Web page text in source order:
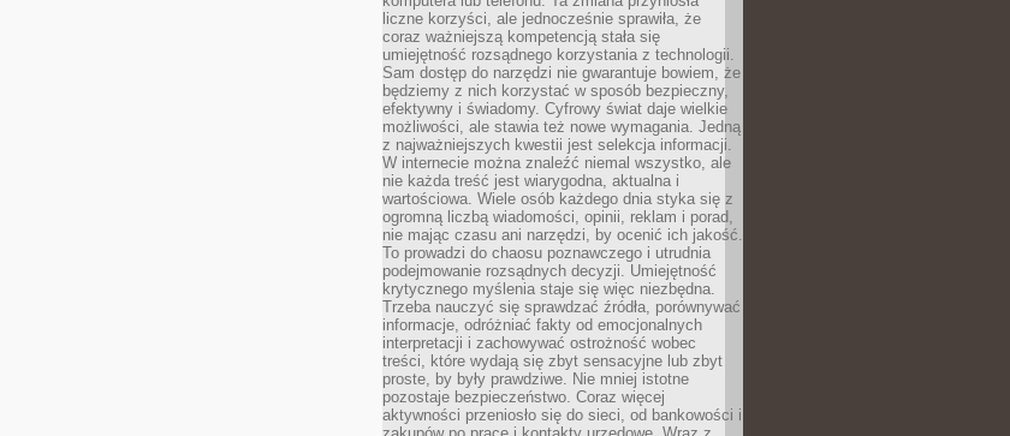
liczne korzyści, ale jednocześnie sprawiła, że
coraz ważniejszą kompetencją stała się
umiejętność rozsądnego korzystania z technologii.
Sam dostęp do narzędzi nie gwarantuje bowiem, że
będziemy z nich korzystać w sposób bezpieczny,
efektywny i świadomy. Cyfrowy świat daje wielkie
możliwości, ale stawia też nowe wymagania. Jedną
z najważniejszych kwestii jest selekcja informacji.
W internecie można znaleźć niemal wszystko, ale
nie każda treść jest wiarygodna, aktualna i
wartościowa. Wiele osób każdego dnia styka się z
ogromną liczbą wiadomości, opinii, reklam i porad,
nie mając czasu ani narzędzi, by ocenić ich jakość.
To prowadzi do chaosu poznawczego i utrudnia
podejmowanie rozsądnych decyzji. Umiejętność
krytycznego myślenia staje się więc niezbędna.
Trzeba nauczyć się sprawdzać źródła, porównywać
informacje, odróżniać fakty od emocjonalnych
interpretacji i zachowywać ostrożność wobec
treści, które wydają się zbyt sensacyjne lub zbyt
proste, by były prawdziwe. Nie mniej istotne
pozostaje bezpieczeństwo. Coraz więcej
aktywności przeniosło się do sieci, od bankowości i